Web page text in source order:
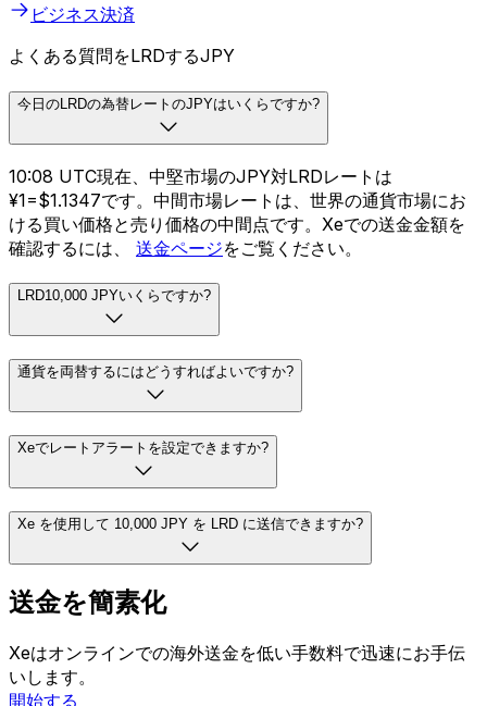
ビジネス決済
よくある質問をLRDするJPY
今日のLRDの為替レートのJPYはいくらですか?
10:08 UTC現在、中堅市場のJPY対LRDレートは
¥1=$1.1347です。中間市場レートは、世界の通貨市場にお
ける買い価格と売り価格の中間点です。Xeでの送金金額を
確認するには、 送金ページをご覧ください。
LRD10,000 JPYいくらですか?
通貨を両替するにはどうすればよいですか?
Xeでレートアラートを設定できますか?
Xe を使用して 10,000 JPY を LRD に送信できますか?
送金を簡素化
Xeはオンラインでの海外送金を低い手数料で迅速にお手伝
いします。
開始する